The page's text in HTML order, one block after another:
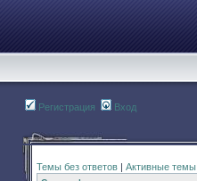
Регистрация Вход
Темы без ответов | Активные темы